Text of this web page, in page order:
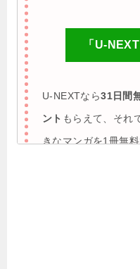
「U-
U-NEXTなら31日間
ント もらえて、それ
きなマンガを1冊無